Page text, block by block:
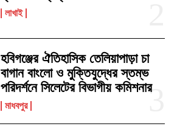
লাখাই
হবিগঞ্জের ঐতিহাসিক তেলিয়াপাড়া চা
বাগান বাংলো ও মুক্তিযুদ্ধের স্তম্ভ
পরিদর্শনে সিলেটের বিভাগীয় কমিশনার
মাধবপুর